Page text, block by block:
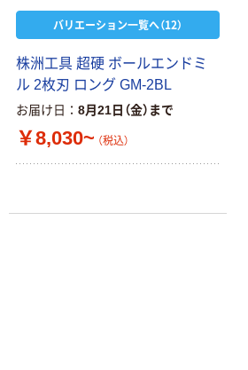
バリエーション一覧へ（12）
株洲工具 超硬 ボールエンドミ
ル 2枚刃 ロング GM-2BL
お届け日 8月21日（金）まで
￥8,030~ （税込）